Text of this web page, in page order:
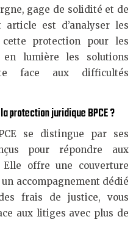
gage de solidité et de
article est d’analyser les
protection pour les
lumière les solutions
face aux difficultés
protection juridique BPCE ?
se distingue par ses
pour répondre aux
offre une couverture
accompagnement dédié
frais de justice, vous
aux litiges avec plus de